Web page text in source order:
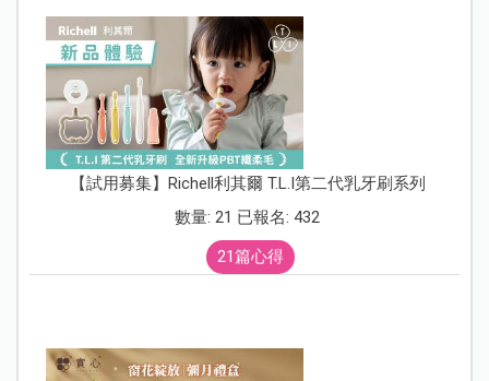
【試用募集】Richell利其爾 T.L.I第二代乳牙刷系列
數量: 21 已報名: 432
21篇心得